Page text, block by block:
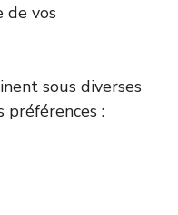
de vos
sous diverses
préférences :